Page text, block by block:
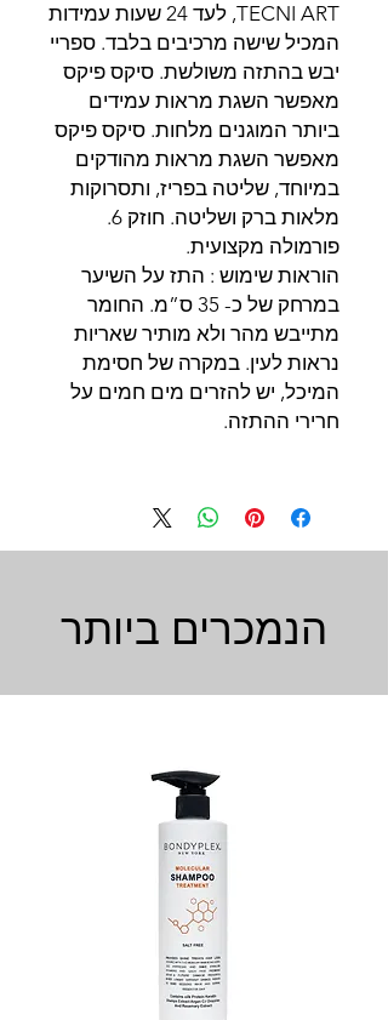
TECNI ART, לעד 24 שעות עמידות
המכיל שישה מרכיבים בלבד. ספריי
יבש בהתזה משולשת. סיקס פיקס
מאפשר השגת מראות עמידים
ביותר המוגנים מלחות. סיקס פיקס
מאפשר השגת מראות מהודקים
במיוחד, שליטה בפריז, ותסרוקות
מלאות ברק ושליטה. חוזק 6.
פורמולה מקצועית.
הוראות שימוש : התז על השיער
במרחק של כ- 35 ס”מ. החומר
מתייבש מהר ולא מותיר שאריות
נראות לעין. במקרה של חסימת
המיכל, יש להזרים מים חמים על
חרירי ההתזה.
הנמכרים ביותר